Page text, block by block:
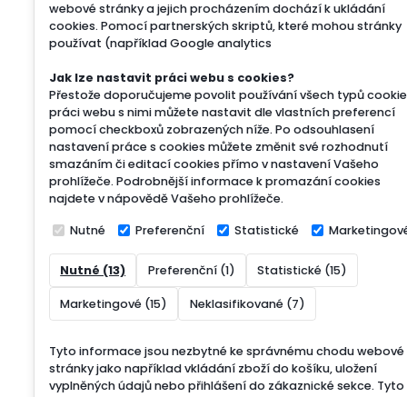
webové stránky a jejich procházením dochází k ukládání
cookies. Pomocí partnerských skriptů, které mohou stránky
používat (například Google analytics
Jak lze nastavit práci webu s cookies?
Přestože doporučujeme povolit používání všech typů
práci webu s nimi můžete nastavit dle vlastních preferencí
pomocí checkboxů zobrazených níže. Po odsouhlasení
nastavení práce s cookies můžete změnit své rozhodnutí
smazáním či editací cookies přímo v nastavení Vašeho
prohlížeče. Podrobnější informace k promazání cookies
najdete v nápovědě Vašeho prohlížeče.
Nutné Preferenční Statistické
Nutné (13) Preferenční (1) Statistické (15)
Marketingové (15) Neklasifikované (7)
Tyto informace jsou nezbytné ke správnému chodu webové
stránky jako například vkládání zboží do košíku, uložení
vyplněných údajů nebo přihlášení do zákaznické sekce. Tyto